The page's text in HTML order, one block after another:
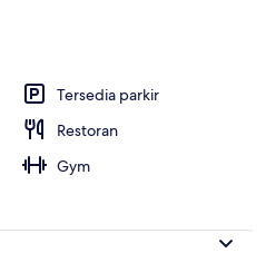
Tersedia parkir
Restoran
Gym